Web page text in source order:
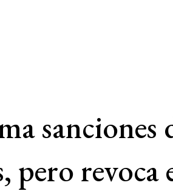
sanciones
pero revoca